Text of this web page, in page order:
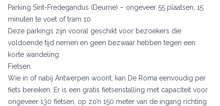
Parking Sint-Fredegandus (Deurne) – ongeveer 55 plaatsen, 15
minuten te voet of tram 10
Deze parkings zijn vooral geschikt voor bezoekers die
voldoende tijd nemen en geen bezwaar hebben tegen een
korte wandeling.
Fietsen
Wie in of nabij Antwerpen woont, kan De Roma eenvoudig per
fiets bereiken. Er is een gratis fietsenstalling met capaciteit voor
ongeveer 130 fietsen, op zo’n 150 meter van de ingang richting